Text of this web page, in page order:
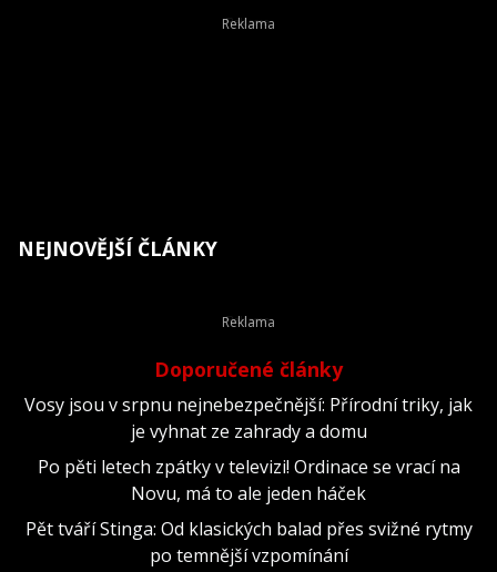
NEJNOVĚJŠÍ ČLÁNKY
Doporučené články
Vosy jsou v srpnu nejnebezpečnější: Přírodní triky, jak
je vyhnat ze zahrady a domu
Po pěti letech zpátky v televizi! Ordinace se vrací na
Novu, má to ale jeden háček
Pět tváří Stinga: Od klasických balad přes svižné rytmy
po temnější vzpomínání